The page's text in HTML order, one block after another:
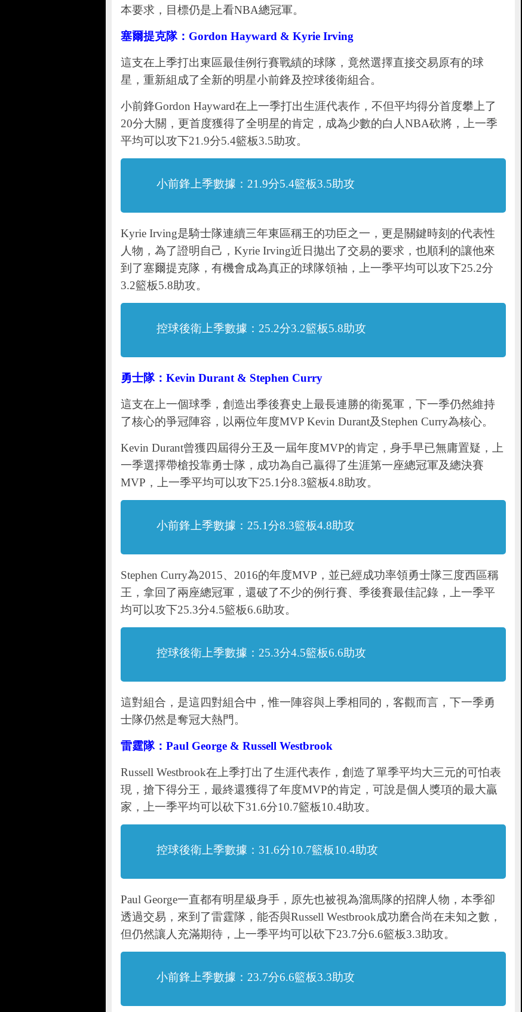
本要求，目標仍是上看NBA總冠軍。
塞爾提克隊： Gordon Hayward & Kyrie Irving
這支在上季打出東區最佳例行賽戰績的球隊，竟然選擇直接交易原有的球
星，重新組成了全新的明星小前鋒及控球後衛組合。
小前鋒Gordon Hayward在上一季打出生涯代表作，不但平均得分首度攀上了
20分大關，更首度獲得了全明星的肯定，成為少數的白人NBA砍將，上一季
平均可以攻下21.9分5.4籃板3.5助攻。
小前鋒上季數據：21.9分5.4籃板3.5助攻
Kyrie Irving是騎士隊連續三年東區稱王的功臣之一，更是關鍵時刻的代表性
人物，為了證明自己，Kyrie Irving近日拋出了交易的要求，也順利的讓他來
到了塞爾提克隊，有機會成為真正的球隊領袖，上一季平均可以攻下25.2分
3.2籃板5.8助攻。
控球後衛上季數據：25.2分3.2籃板5.8助攻
勇士隊：Kevin Durant & Stephen Curry
這支在上一個球季，創造出季後賽史上最長連勝的衛冕軍，下一季仍然維持
了核心的爭冠陣容，以兩位年度MVP Kevin Durant及Stephen Curry為核心。
Kevin Durant曾獲四屆得分王及一屆年度MVP的肯定，身手早已無庸置疑，上
一季選擇帶槍投靠勇士隊，成功為自己贏得了生涯第一座總冠軍及總決賽
MVP，上一季平均可以攻下25.1分8.3籃板4.8助攻。
小前鋒上季數據：25.1分8.3籃板4.8助攻
Stephen Curry為2015、2016的年度MVP，並已經成功率領勇士隊三度西區稱
王，拿回了兩座總冠軍，還破了不少的例行賽、季後賽最佳記錄，上一季平
均可以攻下25.3分4.5籃板6.6助攻。
控球後衛上季數據：25.3分4.5籃板6.6助攻
這對組合，是這四對組合中，惟一陣容與上季相同的，客觀而言，下一季勇
士隊仍然是奪冠大熱門。
雷霆隊：Paul George & Russell Westbrook
Russell Westbrook在上季打出了生涯代表作，創造了單季平均大三元的可怕表
現，搶下得分王，最終還獲得了年度MVP的肯定，可說是個人獎項的最大贏
家，上一季平均可以砍下31.6分10.7籃板10.4助攻。
控球後衛上季數據：31.6分10.7籃板10.4助攻
Paul George一直都有明星級身手，原先也被視為溜馬隊的招牌人物，本季卻
透過交易，來到了雷霆隊，能否與Russell Westbrook成功磨合尚在未知之數，
但仍然讓人充滿期待，上一季平均可以砍下23.7分6.6籃板3.3助攻。
小前鋒上季數據：23.7分6.6籃板3.3助攻